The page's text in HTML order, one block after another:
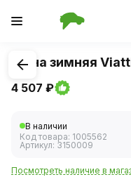
1/1
Шина зимняя
4 507 ₽
В наличии
Код товара: 1005562
Артикул: 3150009
Посмотреть наличие в